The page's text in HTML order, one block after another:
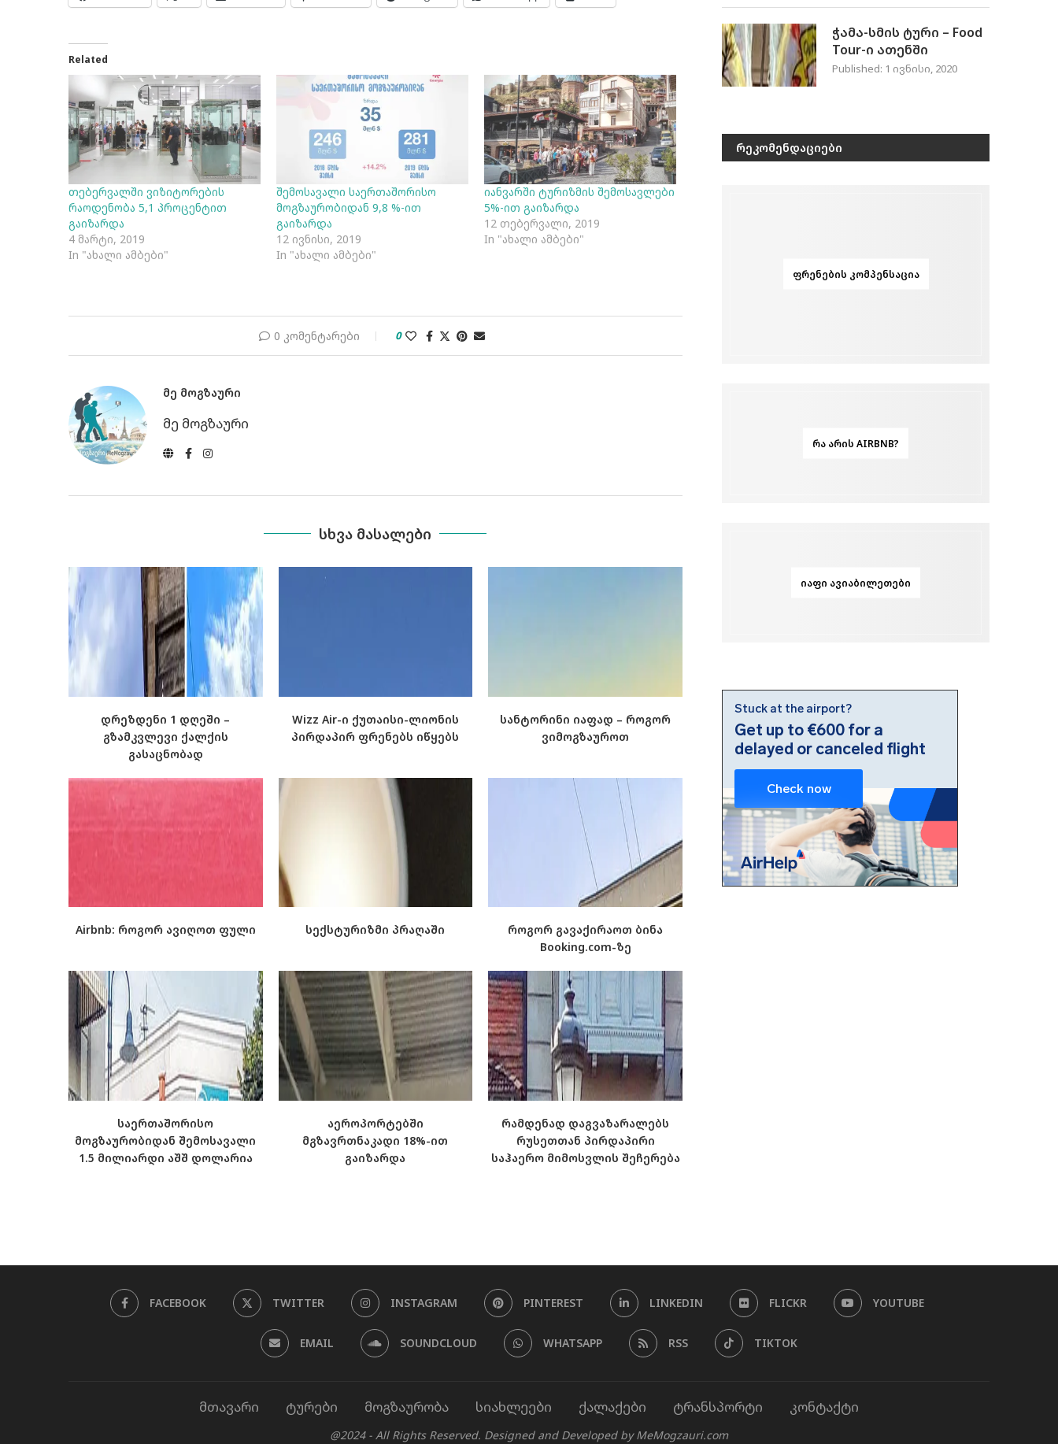
Related
თებერვალში ვიზიტორების
რაოდენობა 5,1 პროცენტით
გაიზარდა
4 მარტი, 2019
In "ახალი ამბები"
შემოსავალი საერთაშორისო
მოგზაურობიდან 9,8 %-ით
გაიზარდა
12 ივნისი, 2019
In "ახალი ამბები"
იანვარში ტურიზმის შემოსავლები
5%-ით გაიზარდა
12 თებერვალი, 2019
In "ახალი ამბები"
0 კომენტარები 0
ᲛᲔ ᲛᲝᲒᲖᲐᲣᲠᲘ
მე მოგზაური
ᲡᲮᲕᲐ ᲛᲐᲡᲐᲚᲔᲑᲘ
დრეზდენი 1 დღეში –
გზამკვლევი ქალქის
გასაცნობად
Wizz Air-ი ქუთაისი-ლიონის
პირდაპირ ფრენებს იწყებს
სანტორინი იაფად – როგორ
ვიმოგზაუროთ
Airbnb: როგორ ავიღოთ ფული სექსტურიზმი პრაღაში
როგორ გავაქირაოთ ბინა
Booking.com-ზე
საერთაშორისო
მოგზაურობიდან შემოსავალი
1.5 მილიარდი აშშ დოლარია
აეროპორტებში
მგზავრთნაკადი 18%-ით
გაიზარდა
რამდენად დაგვაზარალებს
რუსეთთან პირდაპირი
საჰაერო მიმოსვლის შეჩერება
ჭამა-სმის ტური – Food
Tour-ი ათენში
Published: 1 ივნისი, 2020
ᲠᲔᲙᲝᲛᲔᲜᲓᲐᲪᲘᲔᲑᲘ
ᲤᲠᲔᲜᲔᲑᲘᲡ ᲙᲝᲛᲞᲔᲜᲡᲐᲪᲘᲐ
ᲠᲐ ᲐᲠᲘᲡ AIRBNB?
ᲘᲐᲤᲘ ᲐᲕᲘᲐᲑᲘᲚᲔᲗᲔᲑᲘ
FACEBOOK TWITTER INSTAGRAM PINTEREST LINKEDIN FLICKR YOUTUBE
EMAIL SOUNDCLOUD WHATSAPP RSS TIKTOK
მთავარი ტურები მოგზაურობა სიახლეები ქალაქები ტრანსპორტი კონტაქტი
@2024 - All Rights Reserved. Designed and Developed by MeMogzauri.com